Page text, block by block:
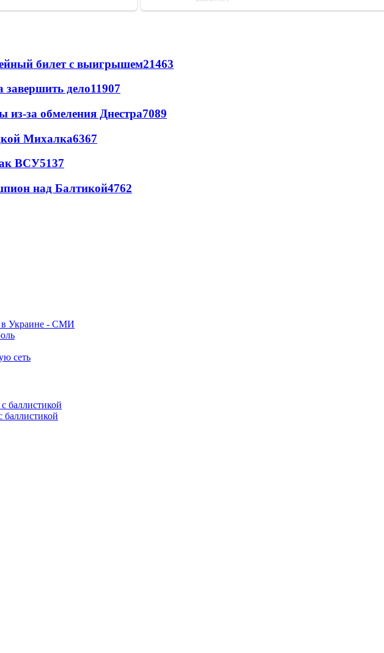
билет с выигрышем21463
завершить дело11907
из-за обмеления Днестра7089
Михалка6367
ВСУ5137
над Балтикой4762
в Украине - СМИ
сеть
баллистикой